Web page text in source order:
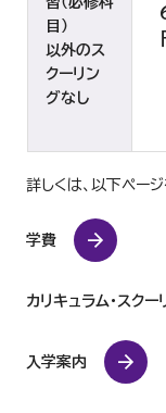
目）
以外のス
クーリン
グなし
詳しくは、以下ペー
学費
カリキュラム・スク
入学案内